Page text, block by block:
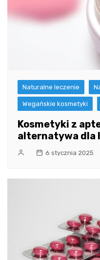
Naturalne leczenie
Wegańskie kosmetyki
Kosmetyki z
alternatywa dla
6 stycznia 2025